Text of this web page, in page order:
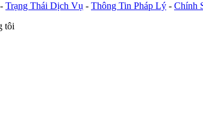
- Trạng Thái Dịch Vụ - Thông Tin Pháp Lý - Chính
tôi